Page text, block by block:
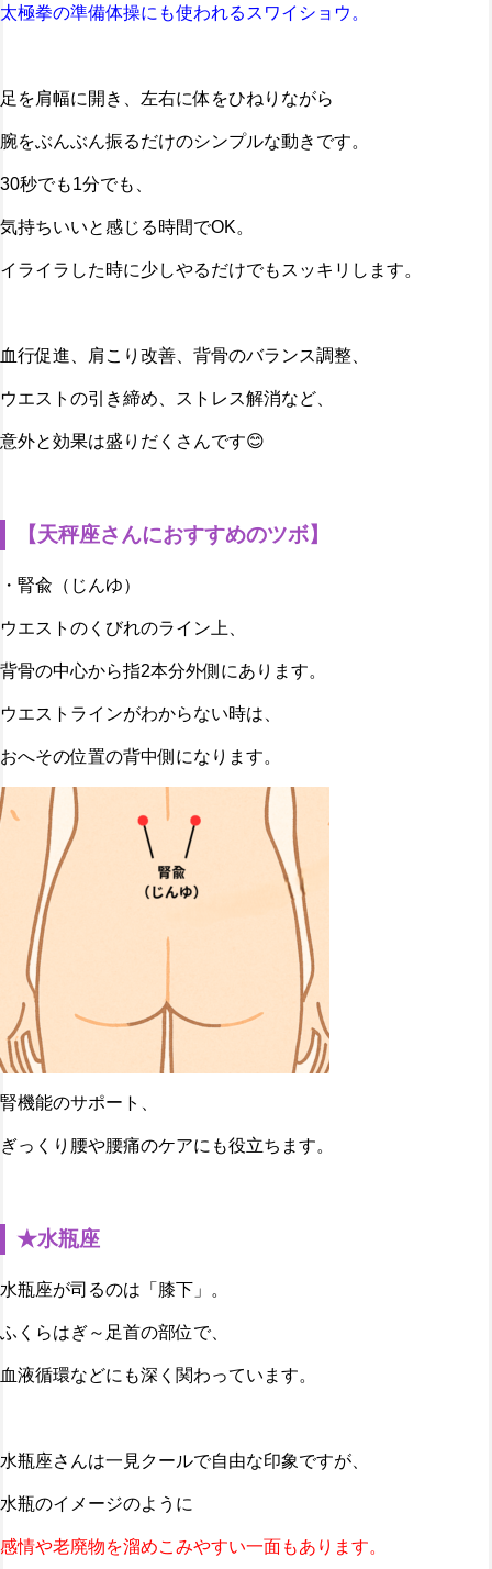
太極拳の準備体操にも使われるスワイショウ。
足を肩幅に開き、左右に体をひねりながら
腕をぶんぶん振るだけのシンプルな動きです。
30秒でも1分でも、
気持ちいいと感じる時間でOK。
イライラした時に少しやるだけでもスッキリします。
血行促進、肩こり改善、背骨のバランス調整、
ウエストの引き締め、ストレス解消など、
意外と効果は盛りだくさんです😊
【天秤座さんにおすすめのツボ】
・腎兪（じんゆ）
ウエストのくびれのライン上、
背骨の中心から指2本分外側にあります。
ウエストラインがわからない時は、
おへその位置の背中側になります。
腎機能のサポート、
ぎっくり腰や腰痛のケアにも役立ちます。
★水瓶座
水瓶座が司るのは「膝下」。
ふくらはぎ～足首の部位で、
血液循環などにも深く関わっています。
水瓶座さんは一見クールで自由な印象ですが、
水瓶のイメージのように
感情や老廃物を溜めこみやすい一面もあります。